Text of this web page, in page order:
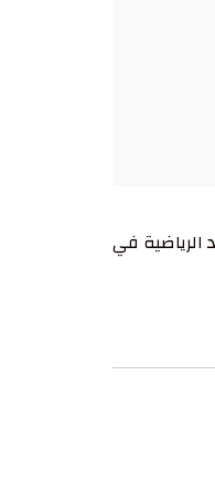
مدينة الأمير فيصل بن فهد الرياضية في